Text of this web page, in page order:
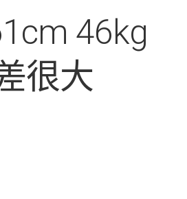
46kg
很大